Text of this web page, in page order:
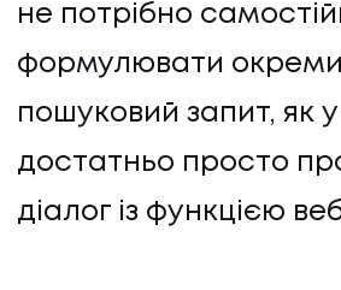
не потрібно
формулювати
пошуковий запит, як
достатньо просто
діалог із функцією